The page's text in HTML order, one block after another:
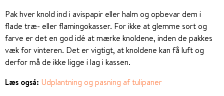
Pak hver knold ind i avispapir eller halm og opbevar dem i
flade træ- eller flamingokasser. For ikke at glemme sort og
farve er det en god idé at mærke knoldene, inden de pakkes
væk for vinteren. Det er vigtigt, at knoldene kan få luft og
derfor må de ikke ligge i lag i kassen.
Læs også: Udplantning og pasning af tulipaner